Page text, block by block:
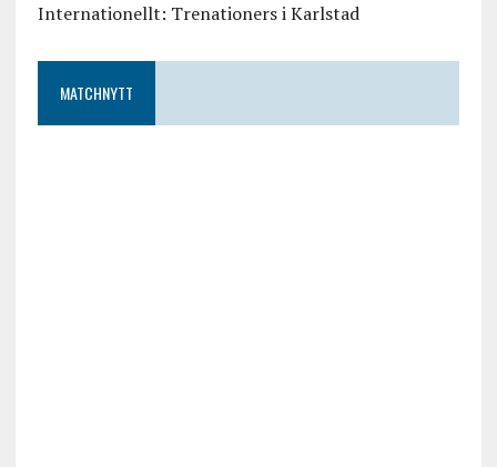
Internationellt: Trenationers i Karlstad
MATCHNYTT